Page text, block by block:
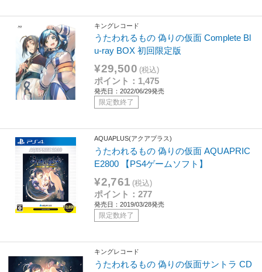
キングレコード
うたわれるもの 偽りの仮面 Complete Bl
u-ray BOX 初回限定版
¥29,500 (税込)
ポイント：1,475
発売日：2022/06/29発売
限定数終了
AQUAPLUS(アクアプラス)
うたわれるもの 偽りの仮面 AQUAPRIC
E2800 【PS4ゲームソフト】
¥2,761 (税込)
ポイント：277
発売日：2019/03/28発売
限定数終了
キングレコード
うたわれるもの 偽りの仮面サントラ CD